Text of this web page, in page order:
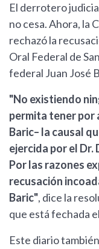
El derrotero
no cesa. Ahora, la
rechazó la
Oral Federal de
federal Juan José
"No existiendo
permita tener por
Baric– la causal
ejercida por el Dr.
Por las razones
recusación
Baric", dice la
que está fechada
Este diario